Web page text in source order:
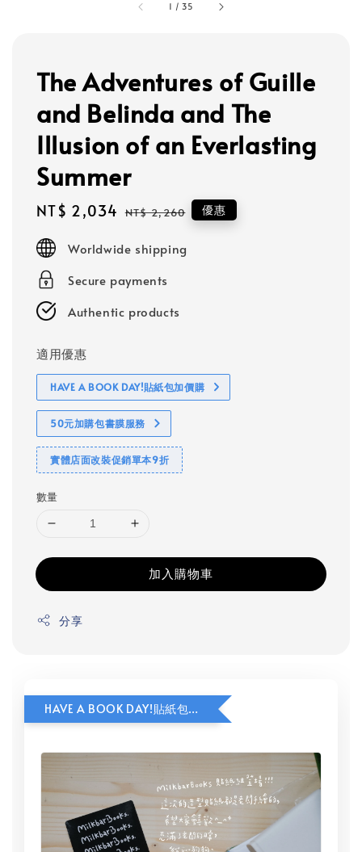
1 /35
The Adventures of Guille
and Belinda and The
Illusion of an Everlasting
Summer
Sale
NT$ 2,034 Regular
NT$ 2,260 優惠
Worldwide shipping
Secure payments
Authentic products
適用優惠
HAVE A BOOK DAY!貼紙包加價購
50元加購包書膜服務
實體店面改裝促銷單本9折
數量
加入購物車
分享
HAVE A BOOK DAY!貼紙包加價購